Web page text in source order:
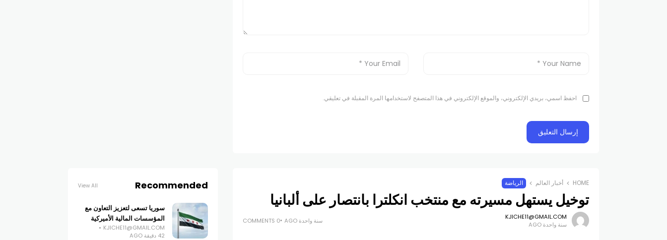
احفظ اسمي، بريدي الإلكتروني، والموقع الإلكتروني في هذا المتصفح لاستخدامها المرة المقبلة في تعليقي.
HOME أخبار العالم الرياضة
توخيل يستهل مسيرته مع منتخب انكلترا بانتصار على ألبانيا
KJICHE11@GMAIL.COM
سنة واحدة AGO
سنة واحدة AGO 0 COMMENTS
Recommended
View All
سوريا تسعى لتعزيز التعاون مع
المؤسسات المالية الأميركية
KJICHE11@GMAIL.COM
42 دقيقة AGO